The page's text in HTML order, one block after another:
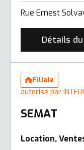
Rue Ernest
Détails
Filiale
autorisé par
SEMAT
Location,